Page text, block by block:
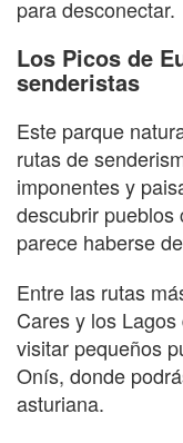
para desconectar.
Los Picos de
senderistas
Este parque
rutas de
imponentes y
descubrir pueblos
parece haberse
Entre las rutas
Cares y los
visitar pequeños
Onís, donde
asturiana.